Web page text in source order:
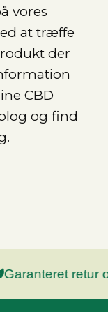
vores
at træffe
der
CBD
og find
retur og